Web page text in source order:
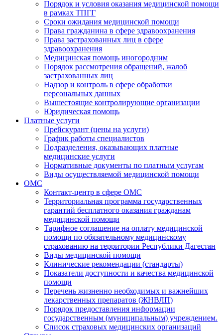
Порядок и условия оказания медицинской помощи
в рамках ТПГГ
Сроки ожидания медицинской помощи
Права гражданина в сфере здравоохранения
Права застрахованных лиц в сфере
здравоохранения
Медицинская помощь иногородним
Порядок рассмотрения обращений, жалоб
застрахованных лиц
Надзор и контроль в сфере обработки
персональных данных
Вышестоящие контролирующие организации
Юридическая помощь
Платные услуги
Прейскурант (цены на услуги)
График работы специалистов
Подразделения, оказывающих платные
медицинские услуги
Нормативные документы по платным услугам
Виды осуществляемой медицинской помощи
ОМС
Контакт-центр в сфере ОМС
Территориальная программа государственных
гарантий бесплатного оказания гражданам
медицинской помощи
Тарифное соглашение на оплату медицинской
помощи по обязательному медицинскому
страхованию на территории Республики Дагестан
Виды медицинской помощи
Клинические рекомендации (стандарты)
Показатели доступности и качества медицинской
помощи
Перечень жизненно необходимых и важнейших
лекарственных препаратов (ЖНВЛП)
Порядок предоставления информации
государственным (муниципальным) учреждением.
Список страховых медицинских организаций